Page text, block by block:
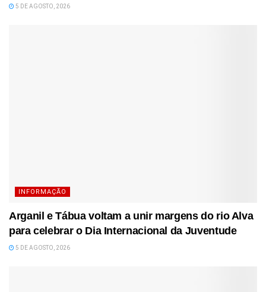
5 DE AGOSTO, 2026
INFORMAÇÃO
Arganil e Tábua voltam a unir margens do rio Alva
para celebrar o Dia Internacional da Juventude
5 DE AGOSTO, 2026